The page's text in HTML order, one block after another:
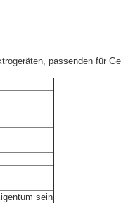
passenden für
sein